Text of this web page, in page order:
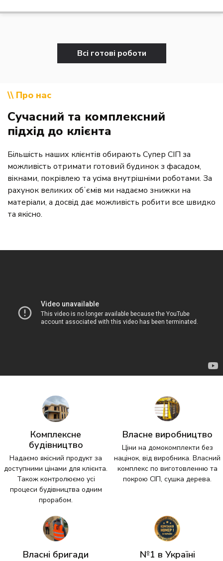
Всі готові роботи
\\ Про нас
Сучасний та комплексний
підхід до клієнта
Більшість наших клієнтів обирають Супер СІП за
можливість отримати готовий будинок з фасадом,
вікнами, покрівлею та усіма внутрішніми роботами. За
рахунок великих обʼємів ми надаємо знижки на
матеріали, а досвід дає можливість робити все швидко
та якісно.
Комплексне
будівництво
Надаємо якісний продукт за
доступними цінами для клієнта.
Також контролюємо усі
процеси будівництва одним
прорабом.
Власне виробництво
Ціни на домокомплекти без
націнок, від виробника. Власний
комплекс по виготовленню та
покрою СІП, сушка дерева.
Власні бригади №1 в Україні